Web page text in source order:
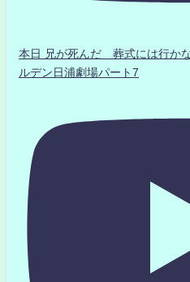
本日 兄が死んだ 葬式には行
ルデン日浦劇場パート7